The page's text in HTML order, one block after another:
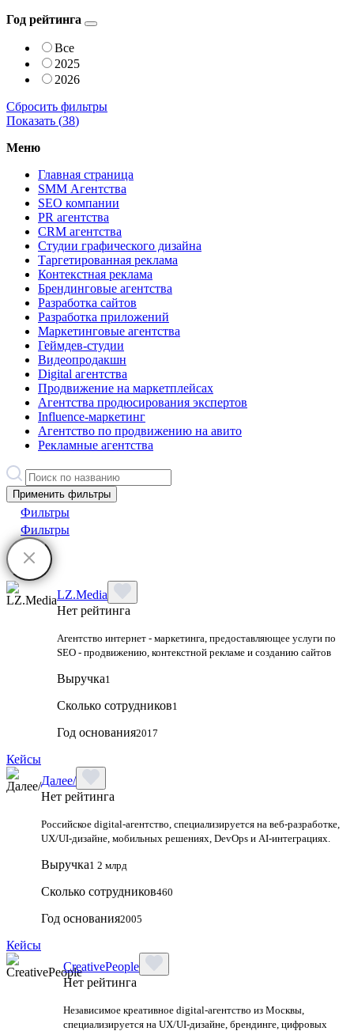
Год рейтинга
Все
2025
2026
Сбросить фильтры
Показать (38)
Меню
Главная страница
SMM Агентства
SEO компании
PR агентства
CRM агентства
Студии графического дизайна
Таргетированная реклама
Контекстная реклама
Брендинговые агентства
Разработка сайтов
Разработка приложений
Маркетинговые агентства
Геймдев-студии
Видеопродакшн
Digital агентства
Продвижение на маркетплейсах
Агентства продюсирования экспертов
Influence-маркетинг
Агентство по продвижению на авито
Рекламные агентства
Применить фильтры
Фильтры
Фильтры
LZ.Media
Нет рейтинга
Агентство интернет - маркетинга, предоставляющее услуги по
SEO - продвижению, контекстной рекламе и созданию сайтов
Выручка1
Сколько сотрудников1
Год основания2017
Кейсы
Далее/
Нет рейтинга
Российское digital-агентство, специализируется на веб-разработке,
UX/UI-дизайне, мобильных решениях, DevOps и AI-интеграциях.
Выручка1 2 млрд
Сколько сотрудников460
Год основания2005
Кейсы
CreativePeople
Нет рейтинга
Независимое креативное digital‑агентство из Москвы,
специализируется на UX/UI‑дизайне, брендинге, цифровых